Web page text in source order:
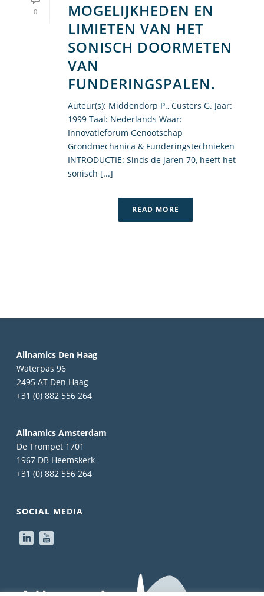
0
MOGELIJKHEDEN EN
LIMIETEN VAN HET
SONISCH DOORMETEN
VAN
FUNDERINGSPALEN.
Auteur(s): Middendorp P., Custers G. Jaar:
1999 Taal: Nederlands Waar:
Innovatieforum Genootschap
Grondmechanica & Funderingstechnieken
INTRODUCTIE: Sinds de jaren 70, heeft het
sonisch [...]
READ MORE
Allnamics Den Haag
Waterpas 96
2495 AT Den Haag
+31 (0) 882 556 264
Allnamics Amsterdam
De Trompet 1701
1967 DB Heemskerk
+31 (0) 882 556 264
SOCIAL MEDIA